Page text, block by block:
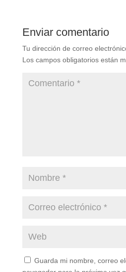
Enviar comentario
Tu dirección de correo
Los campos obligatorios están
Guarda mi nombre, correo